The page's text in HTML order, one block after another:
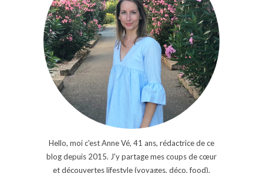
Hello, moi c'est Anne Vé, 41 ans, rédactrice de ce
blog depuis 2015. J'y partage mes coups de cœur
et découvertes lifestyle (voyages, déco, food),